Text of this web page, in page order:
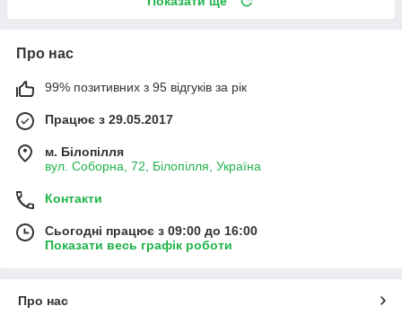
Про нас
99% позитивних з 95 відгуків за рік
Працює з 29.05.2017
м. Білопілля
вул. Соборна, 72, Білопілля, Україна
Контакти
Сьогодні працює з 09:00 до 16:00
Показати весь графік роботи
Про нас